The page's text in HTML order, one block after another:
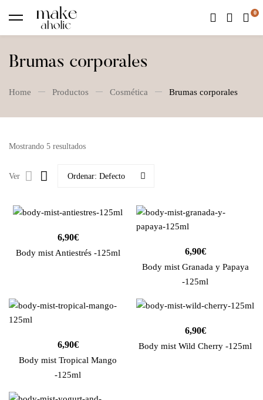
Brumas corporales
Home Productos Cosmética Brumas corporales
Mostrando 5 resultados
Ver Ordenar: Defecto
6,90€
Body mist Antiestrés -125ml 6,90€
Body mist Granada y Papaya
-125ml
6,90€
Body mist Tropical Mango
-125ml
6,90€
Body mist Wild Cherry -125ml